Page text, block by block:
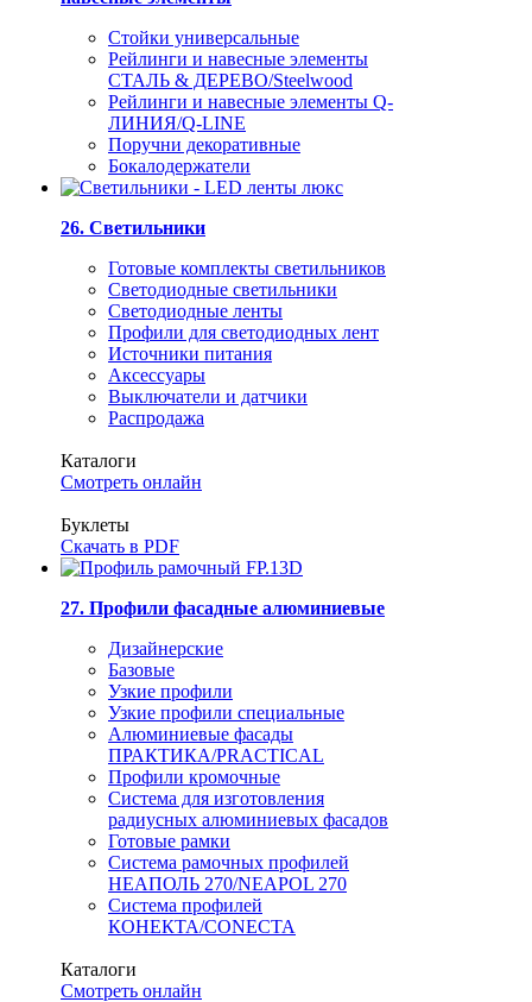
Стойки универсальные
Рейлинги и навесные элементы
СТАЛЬ & ДЕРЕВО/Steelwood
Рейлинги и навесные элементы Q-
ЛИНИЯ/Q-LINE
Поручни декоративные
Бокалодержатели
26. Светильники
Готовые комплекты светильников
Светодиодные светильники
Светодиодные ленты
Профили для светодиодных лент
Источники питания
Аксессуары
Выключатели и датчики
Распродажа
Каталоги
Смотреть онлайн
Буклеты
Скачать в PDF
27. Профили фасадные алюминиевые
Дизайнерские
Базовые
Узкие профили
Узкие профили специальные
Алюминиевые фасады
ПРАКТИКА/PRACTICAL
Профили кромочные
Система для изготовления
радиусных алюминиевых фасадов
Готовые рамки
Система рамочных профилей
НЕАПОЛЬ 270/NEAPOL 270
Система профилей
КОНЕКТА/CONECTA
Каталоги
Смотреть онлайн